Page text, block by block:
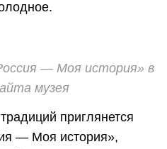
— Моя история» в
музея
приглянется
— Моя история»,